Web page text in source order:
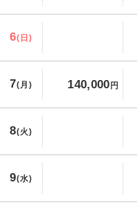
6(日)
7(月) 140,000円
8(火)
9(水)